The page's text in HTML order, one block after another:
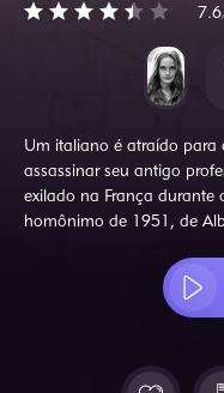
7.6
Um italiano é atraído para
assassinar seu antigo
exilado na França durante
homônimo de 1951, de